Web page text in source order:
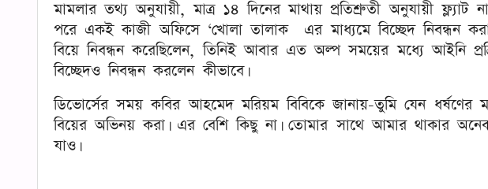
মামলার তথ্য অনুযায়ী, মাত্র ১৪ দিনের মাথায় প্রতিশ্রুতী অনুযায়ী ফ্ল্যাট
পরে একই কাজী অফিসে ‘খোলা তালাক এর মাধ্যমে বিচ্ছেদ নিবন্ধন করা
বিয়ে নিবন্ধন করেছিলেন, তিনিই আবার এত অল্প সময়ের মধ্যে আইনি
বিচ্ছেদও নিবন্ধন করলেন কীভাবে।
ডিভোর্সের সময় কবির আহমেদ মরিয়ম বিবিকে জানায়-তুমি যেন
বিয়ের অভিনয় করা। এর বেশি কিছু না। তোমার সাথে আমার থাকার
যাও।